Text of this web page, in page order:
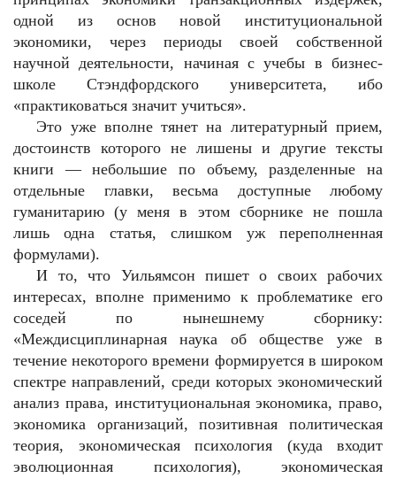
одной из основ новой институциональной
экономики, через периоды своей собственной
научной деятельности, начиная с учебы в бизнес-
школе Стэндфордского университета, ибо
«практиковаться значит учиться».
Это уже вполне тянет на литературный прием,
достоинств которого не лишены и другие тексты
книги — небольшие по объему, разделенные на
отдельные главки, весьма доступные любому
гуманитарию (у меня в этом сборнике не пошла
лишь одна статья, слишком уж переполненная
формулами).
И то, что Уильямсон пишет о своих рабочих
интересах, вполне применимо к проблематике его
соседей по нынешнему сборнику:
«Междисциплинарная наука об обществе уже в
течение некоторого времени формируется в широком
спектре направлений, среди которых экономический
анализ права, институциональная экономика, право,
экономика организаций, позитивная политическая
теория, экономическая психология (куда входит
эволюционная психология), экономическая